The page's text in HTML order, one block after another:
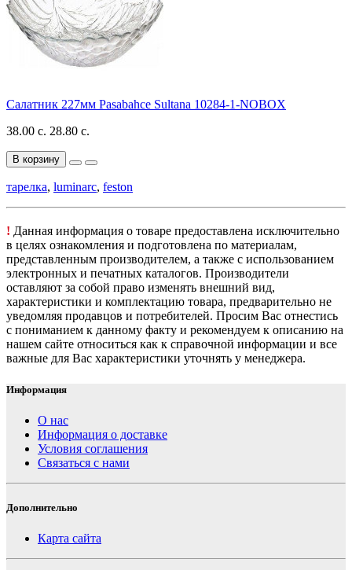
Салатник 227мм Pasabahce Sultana 10284-1-NOBOX
38.00 с. 28.80 с.
В корзину
тарелка, luminarc, feston
! Данная информация о товаре предоставлена исключительно
в целях ознакомления и подготовлена по материалам,
представленным производителем, а также с использованием
электронных и печатных каталогов. Производители
оставляют за собой право изменять внешний вид,
характеристики и комплектацию товара, предварительно не
уведомляя продавцов и потребителей. Просим Вас отнестись
с пониманием к данному факту и рекомендуем к описанию на
нашем сайте относиться как к справочной информации и все
важные для Вас характеристики уточнять у менеджера.
Информация
О нас
Информация о доставке
Условия соглашения
Связаться с нами
Дополнительно
Карта сайта